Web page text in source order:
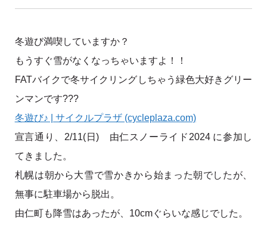
冬遊び満喫していますか？
もうすぐ雪がなくなっちゃいますよ！！
FATバイクで冬サイクリングしちゃう緑色大好きグリー
ンマンです???
冬遊び♪ | サイクルプラザ (cycleplaza.com)
宣言通り、2/11(日) 由仁スノーライド2024 に参加し
てきました。
札幌は朝から大雪で雪かきから始まった朝でしたが、
無事に駐車場から脱出。
由仁町も降雪はあったが、10cmぐらいな感じでした。